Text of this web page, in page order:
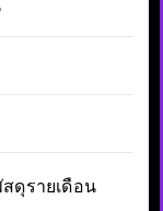
ดุรายเดือน